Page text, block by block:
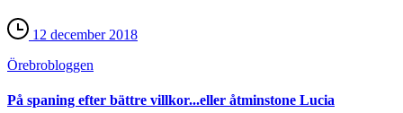
12 december 2018
Örebro­bloggen
På spaning efter bättre villkor...eller åtminstone Lucia